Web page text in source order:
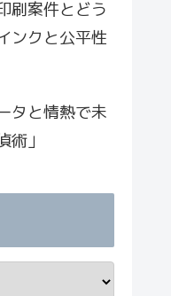
刷案件とどう
ンクと公平性
タと情熱で未
」